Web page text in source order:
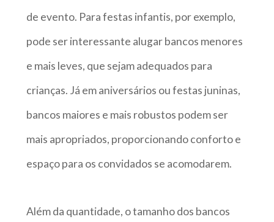
de evento. Para festas infantis, por exemplo,
pode ser interessante alugar bancos menores
e mais leves, que sejam adequados para
crianças. Já em aniversários ou festas juninas,
bancos maiores e mais robustos podem ser
mais apropriados, proporcionando conforto e
espaço para os convidados se acomodarem.
Além da quantidade, o tamanho dos bancos